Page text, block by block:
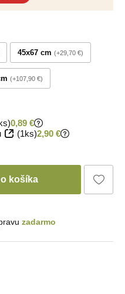
45x67 cm +29,70 €
+107,90 €
0,89 €
(1ks)2,90 €
košíka
zadarmo